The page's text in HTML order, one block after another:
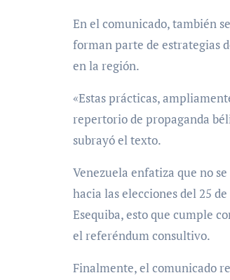
En el comunicado, también
forman parte de estrategias
en la región.
«Estas prácticas,
repertorio de propaganda
subrayó el texto.
Venezuela enfatiza que no
hacia las elecciones del 25
Esequiba, esto que cumple
el referéndum consultivo.
Finalmente, el comunicado